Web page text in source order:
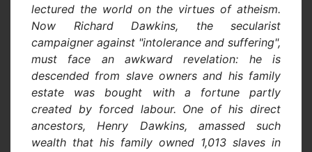
lectured the world on the virtues of atheism.
Now Richard Dawkins, the secularist
campaigner against "intolerance and suffering",
must face an awkward revelation: he is
descended from slave owners and his family
estate was bought with a fortune partly
created by forced labour. One of his direct
ancestors, Henry Dawkins, amassed such
wealth that his family owned 1,013 slaves in